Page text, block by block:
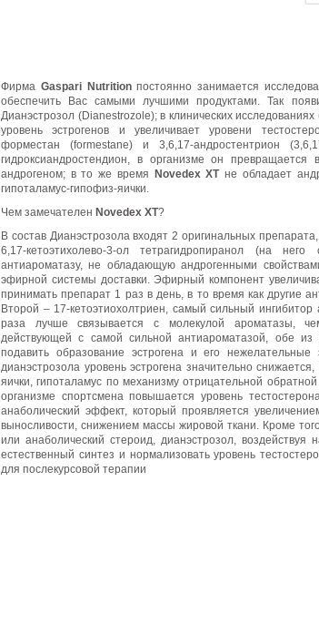
Фирма Gaspari Nutritionпостоянно занимается
обеспечить Вас самыми лучшими продуктами. Так
Дианэстрозол (Dianestrozole); в клинических
уровень эстрогенов и увеличивает уровени
форместан (formestane) и 3,6,17-андростентрион
гидроксиандростендион, в организме он превращается
андрогеном; в то же время
Novedex XTне обладает
гипоталамус-гипофиз-яички.
Чем замечателен Novedex XT?
В состав Дианэстрозола входят 2 оригинальных
6,17-кетоэтихолево-3-ол тетрагидропиранол (на
антиароматазу, не обладающую андрогенными
эфирной системы доставки. Эфирный компонент
принимать препарат 1 раз в день, в то время как другие
Второй – 17-кетоэтиохолтриен, самый сильный
раза лучше связывается с молекулой ароматазы,
действующей с самой сильной антиароматазой, обе из
подавить образование эстрогена и его
дианэстрозола уровень эстрогена значительно
яички, гипоталамус по механизму отрицательной
организме спортсмена повышается уровень
анаболический эффект, который проявляется
выносливости, снижением массы жировой ткани. Кроме
или анаболический стероид, дианэстрозол, воздействуя
естественный синтез и нормализовать уровень
для послекурсовой терапии